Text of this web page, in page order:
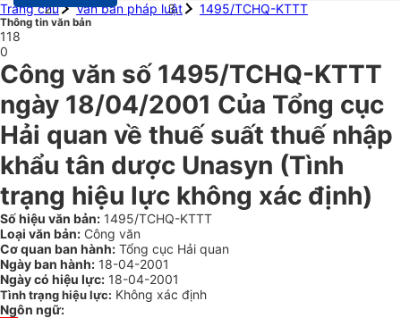
Trang chủ
Văn bản pháp luật 1495/TCHQ-KTTT
Thông tin văn bản
118
0
Công văn số 1495/TCHQ-KTTT
ngày 18/04/2001 Của Tổng cục
Hải quan về thuế suất thuế nhập
khẩu tân dược Unasyn (Tình
trạng hiệu lực không xác định)
Số hiệu văn bản: 1495/TCHQ-KTTT
Loại văn bản: Công văn
Cơ quan ban hành: Tổng cục Hải quan
Ngày ban hành: 18-04-2001
Ngày có hiệu lực: 18-04-2001
Tình trạng hiệu lực: Không xác định
Ngôn ngữ: